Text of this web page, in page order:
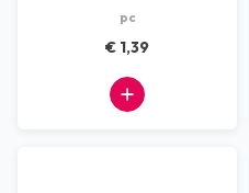
pc
€ 1,39